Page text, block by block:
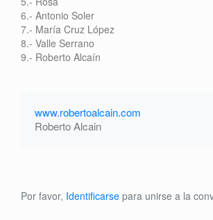
6.- Antonio Soler
7.- María Cruz López
8.- Valle Serrano
9.- Roberto Alcaín
www.robertoalcain.com
Roberto Alcain
Por favor, Identificarse para unirse a la